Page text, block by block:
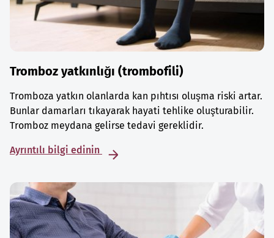
Tromboz yatkınlığı (trombofili)
Tromboza yatkın olanlarda kan pıhtısı oluşma riski artar.
Bunlar damarları tıkayarak hayati tehlike oluşturabilir.
Tromboz meydana gelirse tedavi gereklidir.
Ayrıntılı bilgi edinin